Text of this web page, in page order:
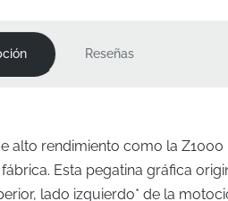
Reseñas
alto rendimiento como la
Esta pegatina gráfica
lado izquierdo* de la